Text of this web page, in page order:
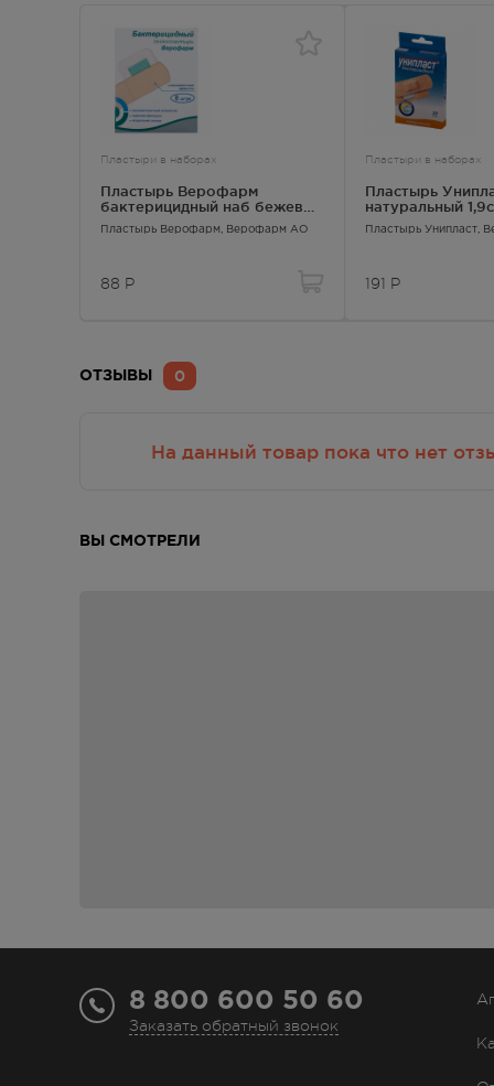
Пластыри в наборах
Пластырь Верофарм
бактерицидный наб бежевый
№8
Пластырь Верофарм , Верофарм АО
88 Р
Пластыри в наборах
Пластырь
натуральный
Пластырь Унипласт,
191 Р
0
ОТЗЫВЫ
На данный товар пока что нет
ВЫ СМОТРЕЛИ
8 800 600 50 60
Заказать обратный звонок